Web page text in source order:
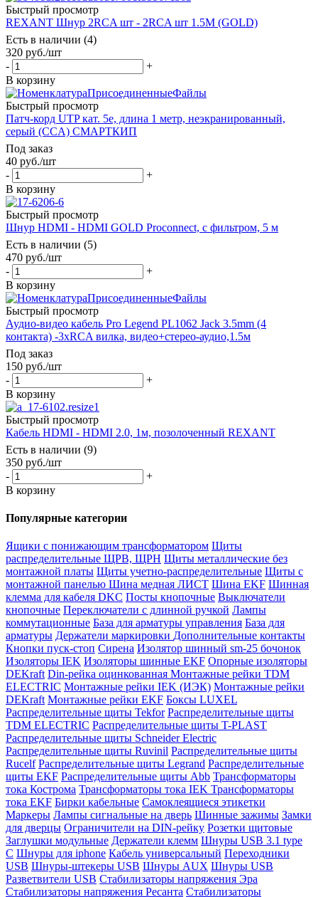
Быстрый просмотр
REXANT Шнур 2RCA шт - 2RCA шт 1.5М (GOLD)
Есть в наличии (4)
320 руб./шт
-
+
В корзину
Быстрый просмотр
Пaтч-корд UTP кат. 5e, длина 1 метр, неэкранированный,
серый (CCA) СМАРТКИП
Под заказ
40 руб./шт
-
+
В корзину
Быстрый просмотр
Шнур HDMI - HDMI GOLD Proconnect, с фильтром, 5 м
Есть в наличии (5)
470 руб./шт
-
+
В корзину
Быстрый просмотр
Аудио-видео кабель Pro Legend PL1062 Jack 3.5mm (4
контакта) -3xRCA вилка, видео+стерео-аудио,1.5м
Под заказ
150 руб./шт
-
+
В корзину
Быстрый просмотр
Кабель HDMI - HDMI 2.0, 1м, позолоченный REXANT
Есть в наличии (9)
350 руб./шт
-
+
В корзину
Популярные категории
Ящики с понижающим трансформатором Щиты
распределительные ЩРВ, ЩРН Щиты металлические без
монтажной платы Щиты учетно-распределительные Щиты с
монтажной панелью Шина медная ЛИСТ Шина EKF Шинная
клемма для кабеля DKC Посты кнопочные Выключатели
кнопочные Переключатели с длинной ручкой Лампы
коммутационные База для арматуры управления База для
арматуры Держатели маркировки Дополнительные контакты
Кнопки пуск-стоп Сирена Изолятор шинный sm-25 бочонок
Изоляторы IEK Изоляторы шинные EKF Опорные изоляторы
DEKraft Din-рейка оцинкованная Монтажные рейки TDM
ELECTRIC Монтажные рейки IEK (ИЭК) Монтажные рейки
DEKraft Монтажные рейки EKF Боксы LUXEL
Распределительные щиты Tekfor Распределительные щиты
TDM ELECTRIC Распределительные щиты T-PLAST
Распределительные щиты Schneider Electric
Распределительные щиты Ruvinil Распределительные щиты
Rucelf Распределительные щиты Legrand Распределительные
щиты EKF Распределительные щиты Abb Трансформаторы
тока Кострома Трансформаторы тока IEK Трансформаторы
тока EKF Бирки кабельные Самоклеящиеся этикетки
Маркеры Лампы сигнальные на дверь Шинные зажимы Замки
для дверцы Ограничители на DIN-рейку Розетки щитовые
Заглушки модульные Держатели клемм Шнуры USB 3.1 type
C Шнуры для iphone Кабель универсальный Переходники
USB Шнуры-штекеры USB Шнуры AUX Шнуры USB
Разветвители USB Стабилизаторы напряжения Эра
Стабилизаторы напряжения Ресанта Cтабилизаторы